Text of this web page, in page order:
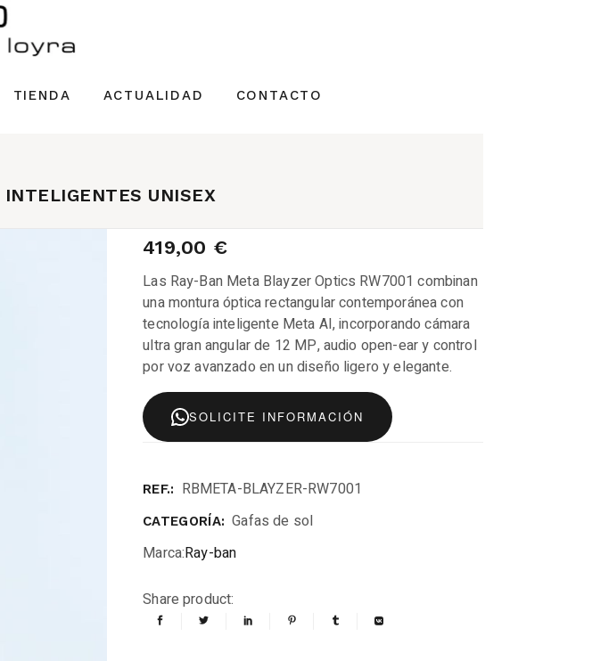
TIENDA ACTUALIDAD CONTACTO
UNISEX
419,00 €
Las Ray-Ban Meta Blayzer Optics RW7001 combinan
una montura óptica rectangular contemporánea con
tecnología inteligente Meta AI, incorporando cámara
ultra gran angular de 12 MP, audio open-ear y control
por voz avanzado en un diseño ligero y elegante.
SOLICITE INFORMACIÓN
REF.: RBMETA-BLAYZER-RW7001
CATEGORÍA: Gafas de sol
Marca:Ray-ban
Share product: